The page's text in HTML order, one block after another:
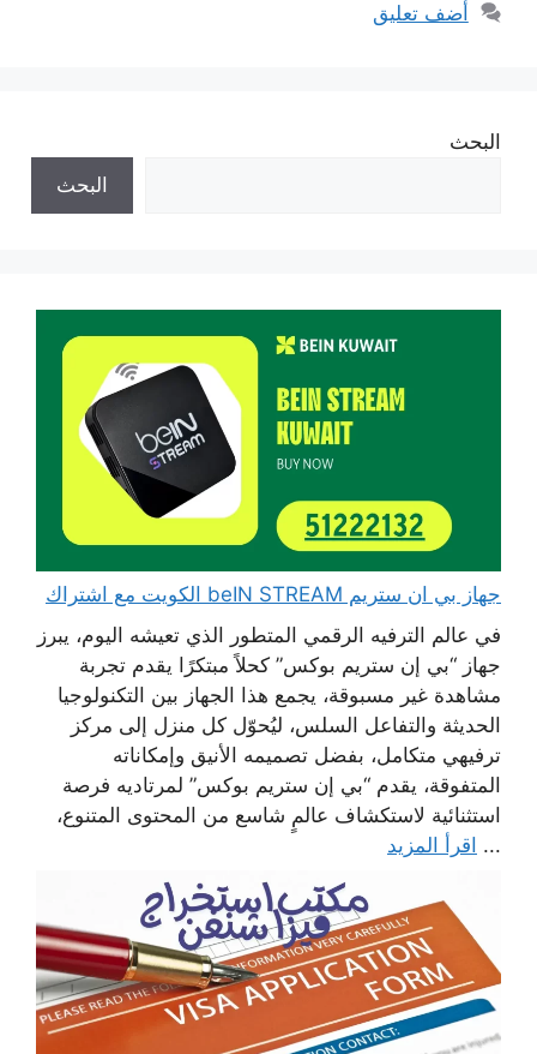
أضف تعليق
البحث
البحث
جهاز بي ان ستريم beIN STREAM الكويت مع اشتراك
في عالم الترفيه الرقمي المتطور الذي تعيشه اليوم، يبرز
جهاز “بي إن ستريم بوكس” كحلاً مبتكرًا يقدم تجربة
مشاهدة غير مسبوقة، يجمع هذا الجهاز بين التكنولوجيا
الحديثة والتفاعل السلس، ليُحوّل كل منزل إلى مركز
ترفيهي متكامل، بفضل تصميمه الأنيق وإمكاناته
المتفوقة، يقدم “بي إن ستريم بوكس” لمرتاديه فرصة
استثنائية لاستكشاف عالمٍ شاسع من المحتوى المتنوع،
... اقرأ المزيد